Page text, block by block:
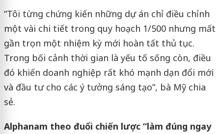
“Tôi từng chứng kiến những dự án chỉ điều chỉnh
một vài chi tiết trong quy hoạch 1/500 nhưng mất
gần trọn một nhiệm kỳ mới hoàn tất thủ tục.
Trong bối cảnh thời gian là yếu tố sống còn, điều
đó khiến doanh nghiệp rất khó mạnh dạn đổi mới
và đầu tư cho các ý tưởng sáng tạo”, bà Mỹ chia
sẻ.
Alphanam theo đuổi chiến lược “làm đúng ngay